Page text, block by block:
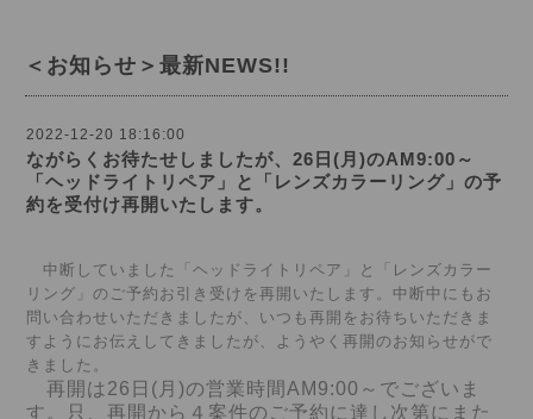
＜お知らせ＞最新NEWS!!
2022-12-20 18:16:00
ながらくお待たせしましたが、26日(月)のAM9:00～
「ヘッドライトリペア」と「レンズカラーリング」の予
約を受付け再開いたします。
中断していました「ヘッドライトリペア」と「レンズカラー
リング」のご予約お引き受けを再開いたします。中断中にもお
問い合わせいただきましたが、いつも再開をお待ちいただきま
すようにお伝えしてきましたが、ようやく再開のお知らせがで
きました。
再開は26日(月)の営業時間AM9:00～でございま
す。只、再開から４案件のご予約に達し次第にまた